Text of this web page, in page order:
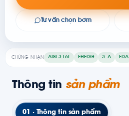
CHỨNG NHẬN AISI 316L EHEDG 3-A FDA
Tư vấn chọn bơm
Thông tin sản phẩm
01 · Thông tin sản phẩm